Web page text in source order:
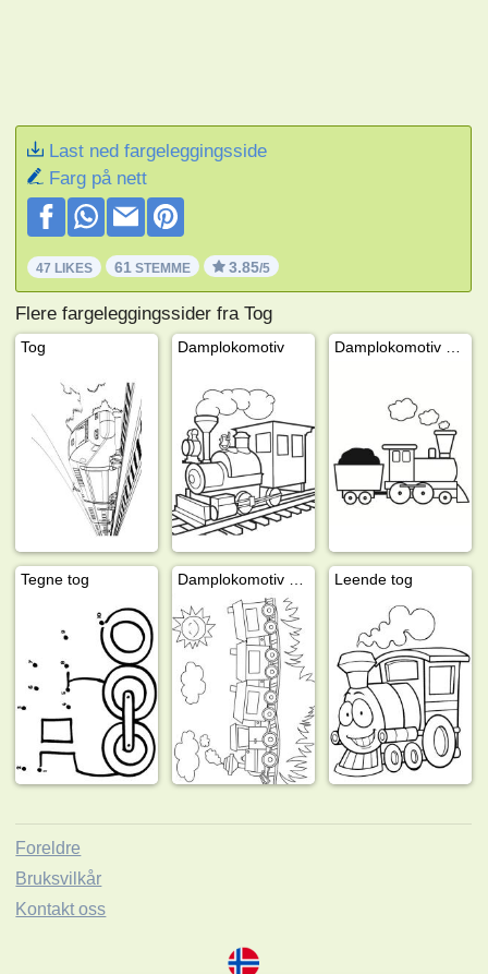
Last ned fargeleggingsside
Farg på nett
47 LIKES 61 STEMME 3.85/5
Flere fargeleggingssider fra Tog
Tog Damplokomotiv
Tegne tog Leende tog
Foreldre
Bruksvilkår
Kontakt oss